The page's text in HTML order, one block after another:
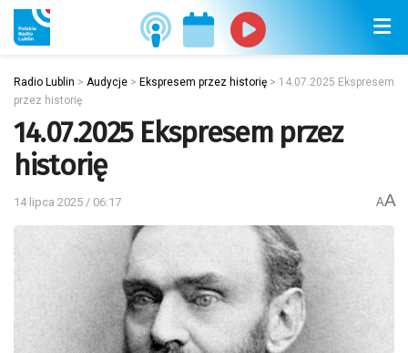
Radio Lublin > Audycje > Ekspresem przez historię > 14.07.2025 Ekspresem
przez historię
14.07.2025 Ekspresem przez
historię
14 lipca 2025 / 06:17 AA